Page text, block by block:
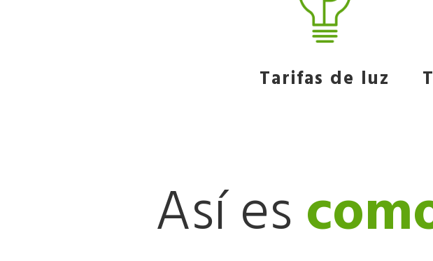
Tarifas de luz
Así es